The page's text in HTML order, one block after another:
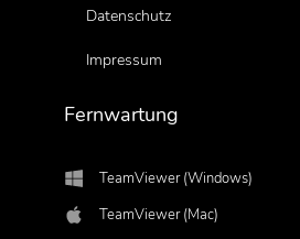
Datenschutz
Impressum
Fernwartung
TeamViewer (Windows)
TeamViewer (Mac)